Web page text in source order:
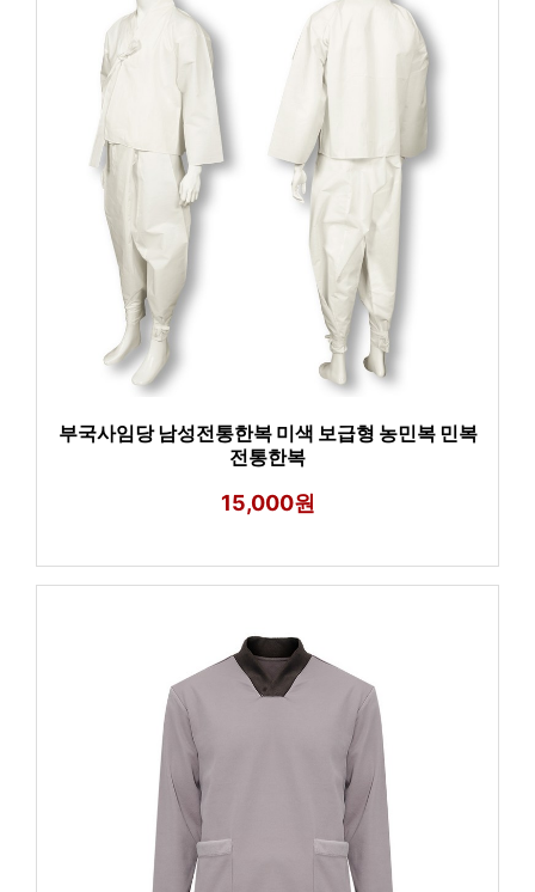
부국사임당 남성전통한복 미색 보급형 농민복 민복
전통한복
15,000원